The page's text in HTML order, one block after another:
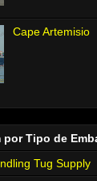
Cape Artemisio
por Tipo de
Tug Supply